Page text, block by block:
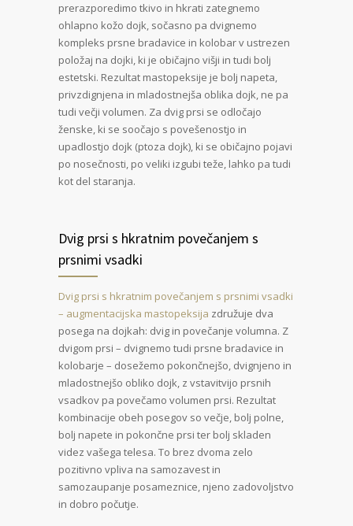
prerazporedimo tkivo in hkrati zategnemo
ohlapno kožo dojk, sočasno pa dvignemo
kompleks prsne bradavice in kolobar v ustrezen
položaj na dojki, ki je običajno višji in tudi bolj
estetski. Rezultat mastopeksije je bolj napeta,
privzdignjena in mladostnejša oblika dojk, ne pa
tudi večji volumen. Za dvig prsi se odločajo
ženske, ki se soočajo s povešenostjo in
upadlostjo dojk (ptoza dojk), ki se običajno pojavi
po nosečnosti, po veliki izgubi teže, lahko pa tudi
kot del staranja.
Dvig prsi s hkratnim povečanjem s
prsnimi vsadki
Dvig prsi s hkratnim povečanjem s prsnimi vsadki
– augmentacijska mastopeksija združuje dva
posega na dojkah: dvig in povečanje volumna. Z
dvigom prsi – dvignemo tudi prsne bradavice in
kolobarje – dosežemo pokončnejšo, dvignjeno in
mladostnejšo obliko dojk, z vstavitvijo prsnih
vsadkov pa povečamo volumen prsi. Rezultat
kombinacije obeh posegov so večje, bolj polne,
bolj napete in pokončne prsi ter bolj skladen
videz vašega telesa. To brez dvoma zelo
pozitivno vpliva na samozavest in
samozaupanje posameznice, njeno zadovoljstvo
in dobro počutje.